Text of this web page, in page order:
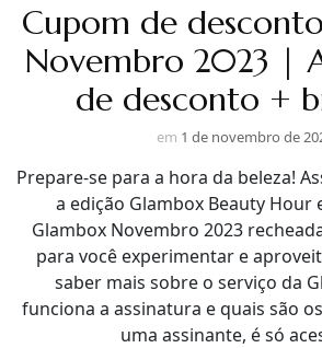
Cupom de
Novembro 2023 |
de desconto +
em 1 de novembro de
Prepare-se para a hora da beleza!
a edição Glambox Beauty Hour
Glambox Novembro 2023
para você experimentar e
saber mais sobre o serviço da
funciona a assinatura e quais são
uma assinante, é só